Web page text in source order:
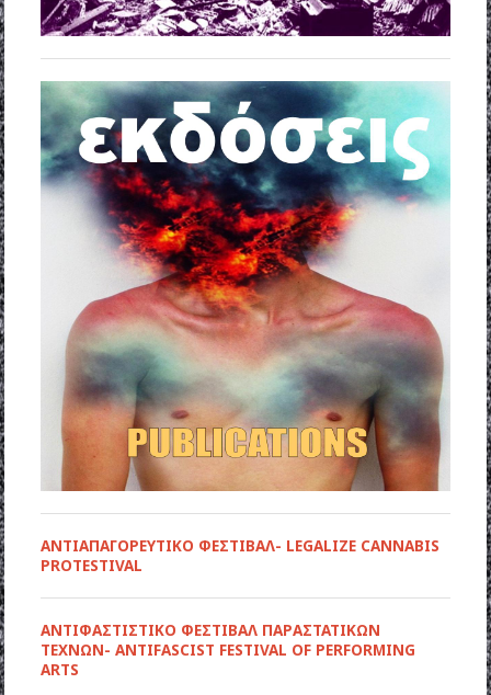
ΑΝΤΙΑΠΑΓΟΡΕΥΤΙΚΟ ΦΕΣΤΙΒΑΛ- LEGALIZE CANNABIS
PROTESTIVAL
ANTIΦΑΣΤΙΣΤΙΚΟ ΦΕΣΤΙΒΑΛ ΠΑΡΑΣΤΑΤΙΚΩΝ
ΤΕΧΝΩΝ- ANTIFASCIST FESTIVAL OF PERFORMING
ARTS